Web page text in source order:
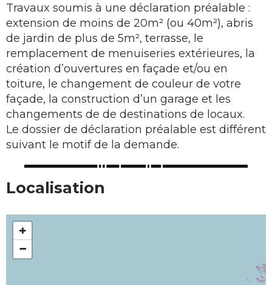
Travaux soumis à une déclaration préalable :
extension de moins de 20m² (ou 40m²), abris
de jardin de plus de 5m², terrasse, le
remplacement de menuiseries extérieures, la
création d’ouvertures en façade et/ou en
toiture, le changement de couleur de votre
façade, la construction d’un garage et les
changements de de destinations de locaux.
Le dossier de déclaration préalable est différent
suivant le motif de la demande.
Localisation
+
−